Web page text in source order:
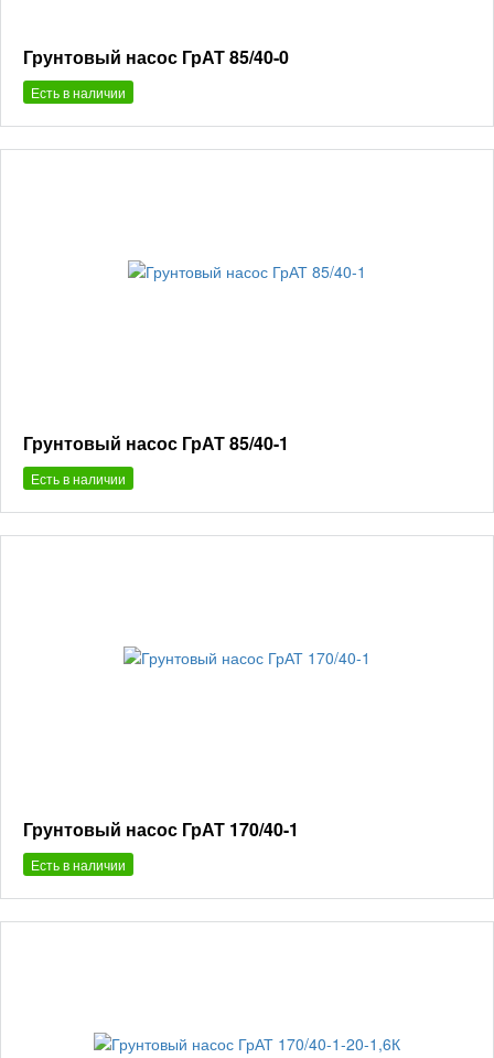
Грунтовый насос ГрАТ 85/40-0
Есть в наличии
Грунтовый насос ГрАТ 85/40-1
Есть в наличии
Грунтовый насос ГрАТ 170/40-1
Есть в наличии